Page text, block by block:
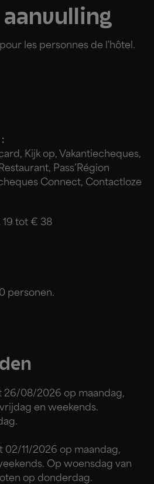
aanvulling
les personnes de l'hôtel.
Kijk op, Vakantiecheques,
Pass’Région
Connect, Contactloze
19 tot € 38
personen.
26/08/2026 op maandag,
en weekends.
02/11/2026 op maandag,
Op woensdag van
op donderdag.